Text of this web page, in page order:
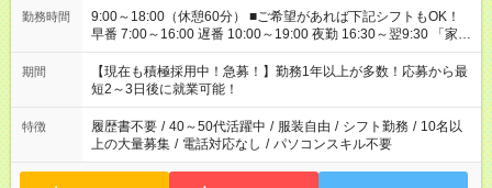
勤務時間
9:00～18:00（休憩60分） ■ご希望があれば下記シフトもOK！
早番 7:00～16:00 遅番 10:00～19:00 夜勤 16:30～翌9:30 「家族
と休みを合わせたい」 「余裕を持って夕飯の準備がしたい」
「できれば残業はしたくない」 など、ご希望を教えてください
ね。 ※Wワーク希望の方へ 今ご覧のお仕事で希望する勤務時間
と、もう1つのお仕事の勤務時間。 合計で週40時間を超える場
合は応募できません。
期間
【現在も積極採用中！急募！】勤務1年以上が多数！応募から最
短2～3日後に就業可能！
特徴 履歴書不要 / 40～50代活躍中 / 服装自由 / シフト勤務 / 10名以
上の大量募集 / 電話対応なし / パソコンスキル不要